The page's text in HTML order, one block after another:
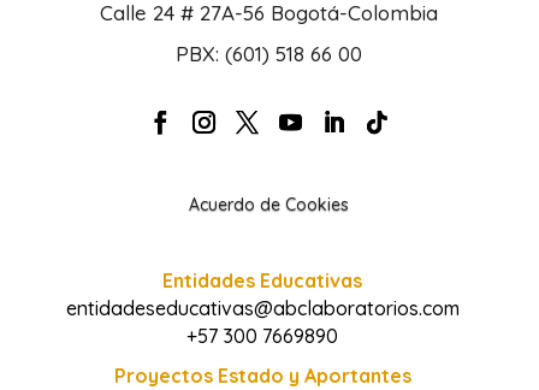
Calle 24 # 27A-56 Bogotá-Colombia
PBX: (601) 518 66 00
Acuerdo de Cookies
Entidades Educativas
entidadeseducativas@abclaboratorios.com
+57 300 7669890
Proyectos Estado y Aportantes